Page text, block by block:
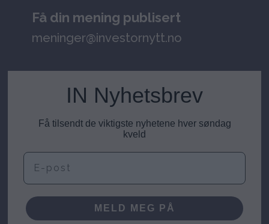
Få din mening publisert
meninger@investornytt.no
IN Nyhetsbrev
Få tilsendt de viktigste nyhetene hver søndag
kveld
E-post
MELD MEG PÅ